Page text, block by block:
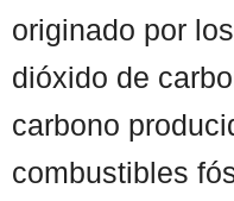
originado por
dióxido de
carbono
combustibles